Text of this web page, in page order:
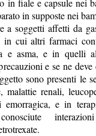
in fiale e capsule nei
in supposte nei
a soggetti affetti da
cui altri farmaci
e asma, e in quelli
e se ne deve
sono presenti le
malattie renali,
emorragica, e in